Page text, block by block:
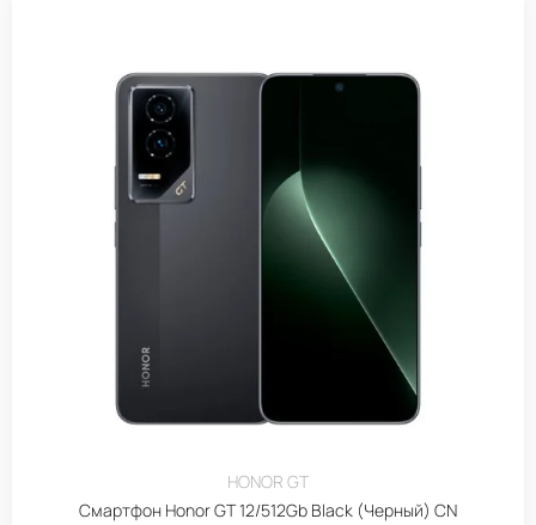
HONOR GT
Смартфон Honor GT 12/512Gb Black (Черный) CN